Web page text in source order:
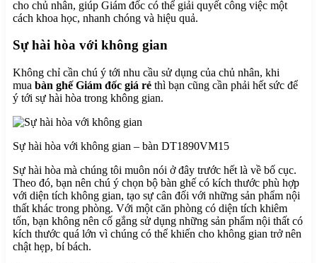
cho chủ nhân, giúp Giám đốc có thể giải quyết công việc một
cách khoa học, nhanh chóng và hiệu quả.
Sự hài hòa với không gian
Không chỉ cần chú ý tới nhu cầu sử dụng của chủ nhân, khi
mua bàn ghế Giám đốc giá rẻ thì bạn cũng cần phải hết sức để
ý tới sự hài hòa trong không gian.
Sự hài hòa với không gian – bàn DT1890VM15
Sự hài hòa mà chúng tôi muôn nói ở đây trước hết là về bố cục.
Theo đó, bạn nên chú ý chọn bộ bàn ghế có kích thước phù hợp
với diện tích không gian, tạo sự cân đối với những sản phẩm nội
thất khác trong phòng. Với một căn phòng có diện tích khiêm
tốn, bạn không nên cố gắng sử dụng những sản phẩm nội thất có
kích thước quá lớn vì chúng có thể khiến cho không gian trở nên
chật hẹp, bí bách.